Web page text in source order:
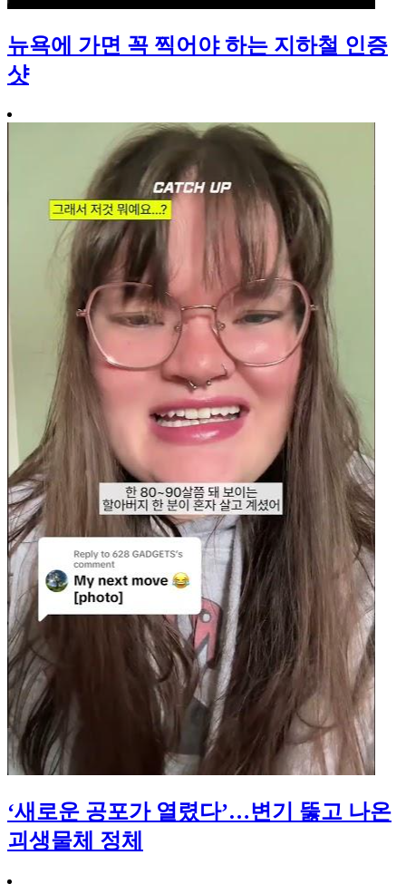
뉴욕에 가면 꼭 찍어야 하는 지하철 인증
샷
‘새로운 공포가 열렸다’…변기 뚫고 나온
괴생물체 정체